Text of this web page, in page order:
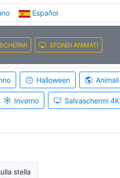
Español
SFONDI ANIMATI
Halloween Animali
Inverno Salvaschermi 4K
stella